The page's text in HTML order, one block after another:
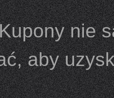
nie
aby